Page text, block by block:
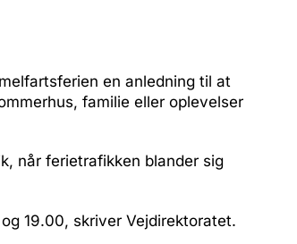
en anledning til at
familie eller oplevelser
når ferietrafikken blander sig
19.00, skriver Vejdirektoratet.